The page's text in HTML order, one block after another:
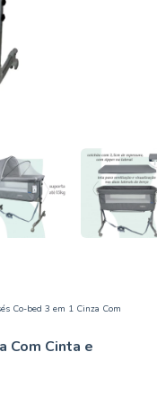
Co-bed 3 em 1 Cinza Com
Com Cinta e